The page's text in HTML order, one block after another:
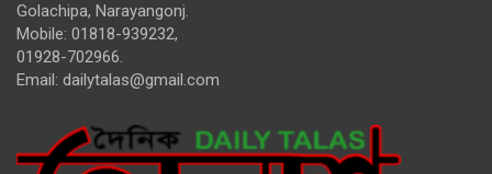
Golachipa, Narayangonj.
Mobile: 01818-939232,
01928-702966.
Email: dailytalas@gmail.com